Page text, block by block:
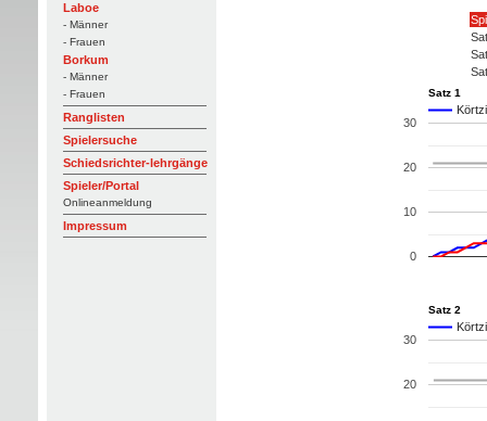
Laboe
- Männer
- Frauen
Borkum
- Männer
- Frauen
Ranglisten
Spielersuche
Schiedsrichter-lehrgänge
Spieler/Portal
Onlineanmeldung
Impressum
Satz 1
0
10
20
30
Satz 2
20
30